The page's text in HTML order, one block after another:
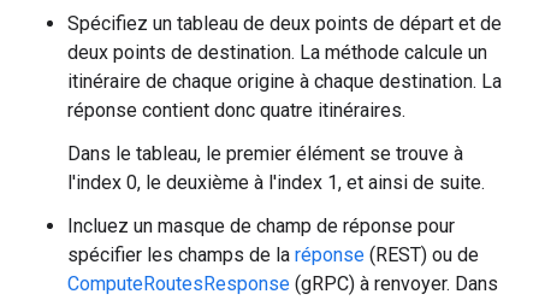
Spécifiez un tableau de deux points de départ et de
deux points de destination. La méthode calcule un
itinéraire de chaque origine à chaque destination. La
réponse contient donc quatre itinéraires.
Dans le tableau, le premier élément se trouve à
l'index 0, le deuxième à l'index 1, et ainsi de suite.
Incluez un masque de champ de réponse pour
spécifier les champs de la réponse (REST) ou de
ComputeRoutesResponse (gRPC) à renvoyer. Dans